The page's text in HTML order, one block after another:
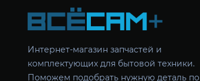
Интернет-магазин запчастей и
комплектующих для бытовой техники.
Поможем подобрать нужную деталь по